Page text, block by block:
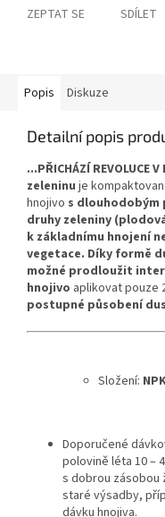
ZEPTAT SE SDÍLET
Popis Diskuze
Detailní popis
...PŘICHÁZÍ REVOLUCE V
zeleninu je
hnojivo s dlouhodobým
druhy zeleniny
k základnímu hnojení
vegetace. Díky formě
možné prodloužit
hnojivo aplikovat pouze
postupné působení
Složení:
Doporučené
polovině léta 10 –
s dobrou zásobou
staré výsadby,
dávku hnojiva.